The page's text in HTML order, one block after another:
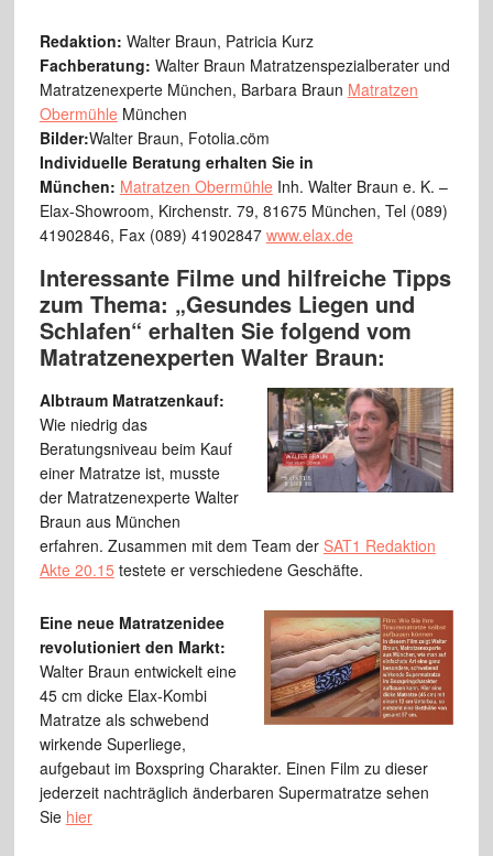
Redaktion: Walter Braun, Patricia Kurz
Fachberatung: Walter Braun Matratzenspezialberater und
Matratzenexperte München, Barbara Braun Matratzen
Obermühle München
Bilder:Walter Braun, Fotolia.cöm
Individuelle Beratung erhalten Sie in
München: Matratzen Obermühle Inh. Walter Braun e. K. –
Elax-Showroom, Kirchenstr. 79, 81675 München, Tel (089)
41902846, Fax (089) 41902847 www.elax.de
Interessante Filme und hilfreiche Tipps
zum Thema: „Gesundes Liegen und
Schlafen“ erhalten Sie folgend vom
Matratzenexperten Walter Braun:
Albtraum Matratzenkauf:
Wie niedrig das
Beratungsniveau beim Kauf
einer Matratze ist, musste
der Matratzenexperte Walter
Braun aus München
erfahren. Zusammen mit dem Team der SAT1 Redaktion
Akte 20.15 testete er verschiedene Geschäfte.
Eine neue Matratzenidee
revolutioniert den Markt:
Walter Braun entwickelt eine
45 cm dicke Elax-Kombi
Matratze als schwebend
wirkende Superliege,
aufgebaut im Boxspring Charakter. Einen Film zu dieser
jederzeit nachträglich änderbaren Supermatratze sehen
Sie hier